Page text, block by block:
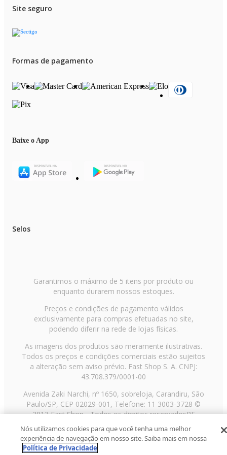
Itens Inclusos
Site seguro
Formas de pagamento
Baixe o App
Selos
Garantimos o máximo de 5 itens por produto ou
enquanto durarem nossos estoques.
Preços e condições de pagamento válidos
exclusivamente para compras efetuadas no site,
podendo diferir na rede de lojas físicas.
As imagens dos produtos são meramente ilustrativas.
Todos os preços e condições comerciais estão sujeitos
a alteração sem aviso prévio. Fast Shop S. A. CNPJ:
43.708.379/0001-00
Avenida Zaki Narchi, nº 1650, sobreloja, Carandiru, São
Paulo/SP, CEP 02029-001, Telefone: 11 3003-3728 ©
2013 Fast Shop - Todos os direitos reservadosRF
Nós utilizamos cookies para que você tenha uma melhor
experiência de navegação em nosso site. Saiba mais em nossa
Política de Privacidade